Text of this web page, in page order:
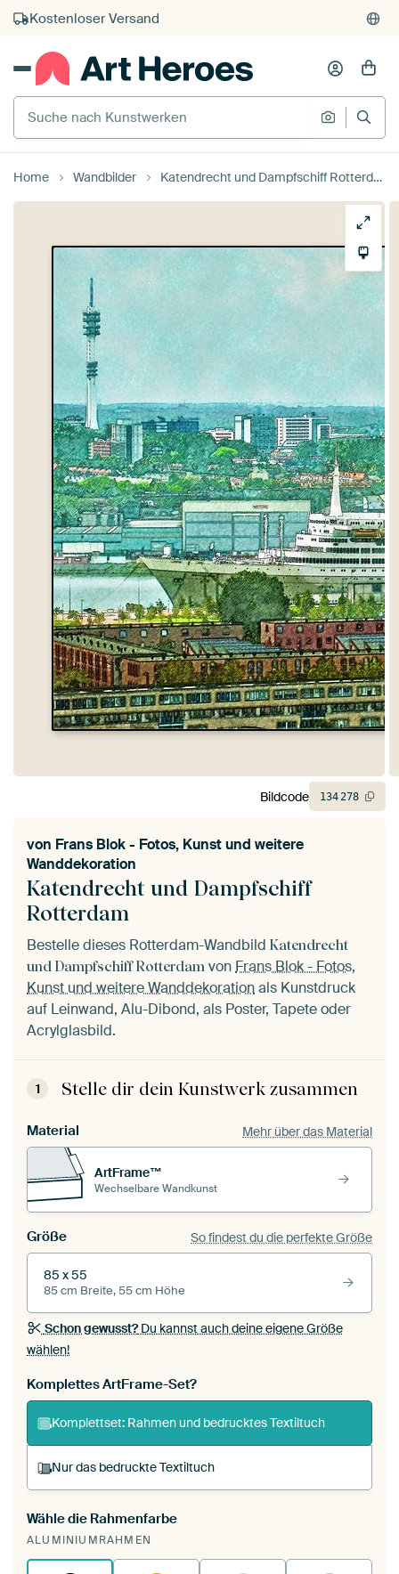
Kauf auf Rechnung
Individueller Druck auf Bestellung
Suche nach Kunstwerken
Suche
Home Wandbilder Katendrecht und Dampfschiff Rotterdam von Frans Blok - Fotos, Kunst und weitere Wanddekoration
Katendrecht und Dampfschiff
Rotterdam
von Frans Blok - Fotos, Kunst und weitere
Wanddekoration
Bestelle dieses Rotterdam-Wandbild Katendrecht
und Dampfschiff Rotterdam vonFrans Blok - Fotos,
Kunst und weitere Wanddekorationals Kunstdruck
auf Leinwand, Alu-Dibond, als Poster, Tapete oder
Acrylglasbild.
1 Stelle dir dein Kunstwerk zusammen
Material Mehr über das Material
ArtFrame™
Wechselbare Wandkunst
Größe So findest du die perfekte Größe
85 x 55
85 cm Breite, 55 cm Höhe
Schon gewusst?Du kannst auch deine eigene Größe
wählen!
Komplettes ArtFrame-Set?
Komplettset: Rahmen und bedrucktes Textiltuch
Nur das bedruckte Textiltuch
Du spannst einen wechselbaren Textiltuch in
deinen vorhandenen ArtFrame™.
funktioniert es.
Wähle die Rahmenfarbe
ALUMINIUMRAHMEN
Bildcode 134278